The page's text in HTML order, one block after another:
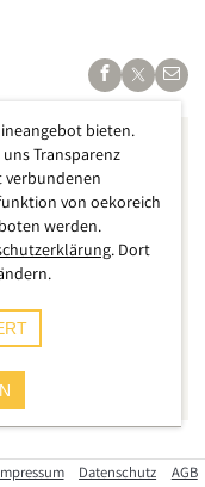
und dochDatenschutz AGB
bieten.
Transparenz
verbundenen
von oekoreich
werden.
. Dort